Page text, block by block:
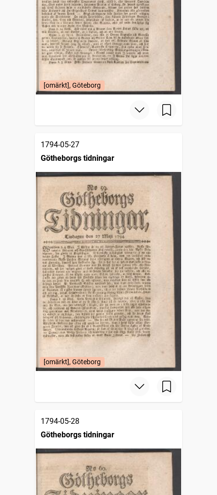
[omärkt], Göteborg
1794-05-27
Götheborgs tidningar
[omärkt], Göteborg
1794-05-28
Götheborgs tidningar